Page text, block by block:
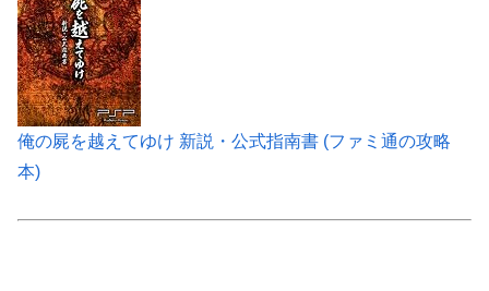
俺の屍を越えてゆけ 新説・公式指南書 (ファミ通の攻略
本)